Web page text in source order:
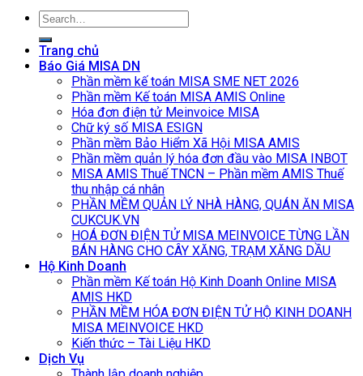
Search
for:
Trang chủ
Báo Giá MISA DN
Phần mềm kế toán MISA SME NET 2026
Phần mềm Kế toán MISA AMIS Online
Hóa đơn điện tử Meinvoice MISA
Chữ ký số MISA ESIGN
Phần mềm Bảo Hiểm Xã Hội MISA AMIS
Phần mềm quản lý hóa đơn đầu vào MISA INBOT
MISA AMIS Thuế TNCN – Phần mềm AMIS Thuế
thu nhập cá nhân
PHẦN MỀM QUẢN LÝ NHÀ HÀNG, QUÁN ĂN MISA
CUKCUK.VN
HOÁ ĐƠN ĐIỆN TỬ MISA MEINVOICE TỪNG LẦN
BÁN HÀNG CHO CÂY XĂNG, TRẠM XĂNG DẦU
Hộ Kinh Doanh
Phần mềm Kế toán Hộ Kinh Doanh Online MISA
AMIS HKD
PHẦN MỀM HÓA ĐƠN ĐIỆN TỬ HỘ KINH DOANH
MISA MEINVOICE HKD
Kiến thức – Tài Liệu HKD
Dịch Vụ